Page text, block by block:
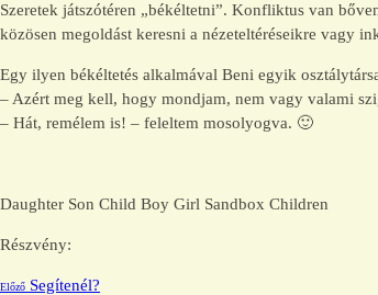
Szeretek játszótéren „békéltetni”. Konfliktus van
közösen megoldást keresni a nézeteltéréseikre vagy
Egy ilyen békéltetés alkalmával Beni egyik
– Azért meg kell, hogy mondjam, nem vagy valami
– Hát, remélem is! – feleltem mosolyogva. 🙂
Daughter Son Child Boy Girl Sandbox Children
Részvény:
Előző Segítenél?